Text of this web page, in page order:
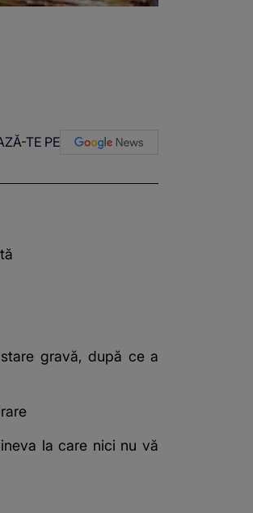
TE PE
gravă, după ce a
la care nici nu vă